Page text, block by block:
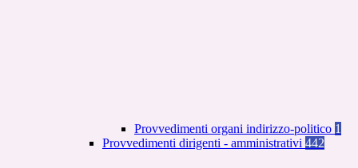
Provvedimenti organi indirizzo-politico 1
Provvedimenti dirigenti - amministrativi 442